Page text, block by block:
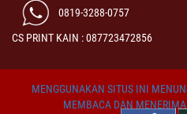
0819-3288-0757
CS PRINT KAIN : 087723472856
MENGGUNAKAN SITUS INI
MEMBACA DAN MENERIMA